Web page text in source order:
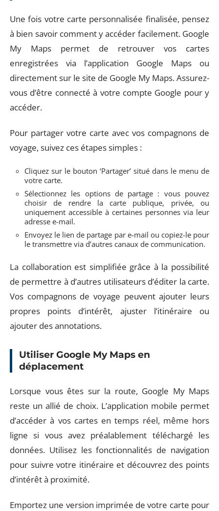
Une fois votre carte personnalisée finalisée, pensez
à bien savoir comment y accéder facilement. Google
My Maps permet de retrouver vos cartes
enregistrées via l’application Google Maps ou
directement sur le site de Google My Maps. Assurez-
vous d’être connecté à votre compte Google pour y
accéder.
Pour partager votre carte avec vos compagnons de
voyage, suivez ces étapes simples :
Cliquez sur le bouton ‘Partager’ situé dans le menu de
votre carte.
Sélectionnez les options de partage : vous pouvez
choisir de rendre la carte publique, privée, ou
uniquement accessible à certaines personnes via leur
adresse e-mail.
Envoyez le lien de partage par e-mail ou copiez-le pour
le transmettre via d’autres canaux de communication.
La collaboration est simplifiée grâce à la possibilité
de permettre à d’autres utilisateurs d’éditer la carte.
Vos compagnons de voyage peuvent ajouter leurs
propres points d’intérêt, ajuster l’itinéraire ou
ajouter des annotations.
Utiliser Google My Maps en
déplacement
Lorsque vous êtes sur la route, Google My Maps
reste un allié de choix. L’application mobile permet
d’accéder à vos cartes en temps réel, même hors
ligne si vous avez préalablement téléchargé les
données. Utilisez les fonctionnalités de navigation
pour suivre votre itinéraire et découvrez des points
d’intérêt à proximité.
Emportez une version imprimée de votre carte pour